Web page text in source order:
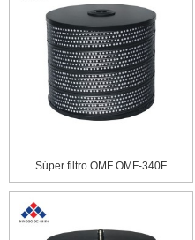
Súper filtro OMF OMF-340F